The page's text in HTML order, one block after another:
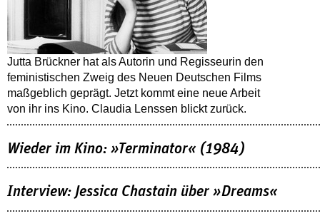
Jutta Brückner hat als Autorin und Regisseurin den
feministischen Zweig des Neuen Deutschen Films
maßgeblich geprägt. Jetzt kommt eine neue Arbeit
von ihr ins Kino. Claudia Lenssen blickt zurück.
Wieder im Kino: »Terminator« (1984)
Interview: Jessica Chastain über »Dreams«